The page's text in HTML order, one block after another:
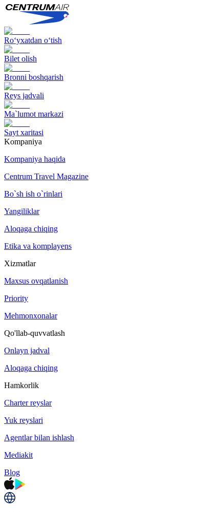
Ro‘yxatdan o‘tish
Bilet olish
Bronni boshqarish
Reys jadvali
Ma`lumot markazi
Sayt xaritasi
Kompaniya
Kompaniya haqida
Centrum Travel Magazine
Bo`sh ish o`rinlari
Yangiliklar
Aloqaga chiqing
Etika va komplayens
Xizmatlar
Maxsus ovqatlanish
Priority
Mehmonxonalar
Qo'llab-quvvatlash
Onlayn jadval
Aloqaga chiqing
Hamkorlik
Charter reyslar
Yuk reyslari
Agentlar bilan ishlash
Mediakit
Blog